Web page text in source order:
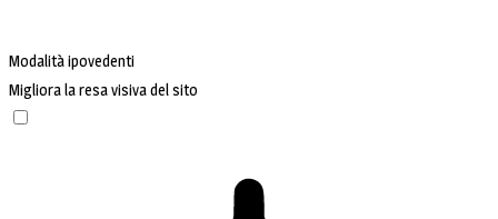
Modalità ipovedenti
Migliora la resa visiva del sito